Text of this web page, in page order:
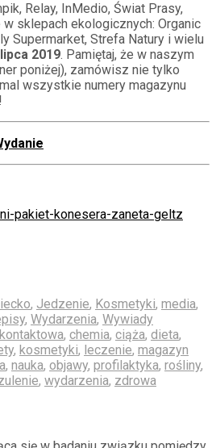
Relay, InMedio, Świat Prasy,
sklepach ekologicznych: Organic
Supermarket, Strefa Natury i wielu
2019. Pamiętaj, że w naszym
poniżej), zamówisz nie tylko
wszystkie numery magazynu
!
, Jedzenie, Kosmetyki, media,
, Wydarzenia, Wywiady
, chemia, ciąża, dieta,
, kosmetyki, leczenie, magazyn
, nauka, objawy, profilaktyka, rośliny,
, wydarzenia, zdrowa